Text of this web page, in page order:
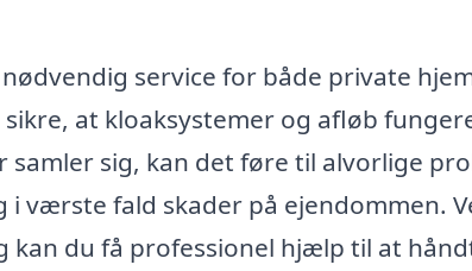
service for både private
at kloaksystemer og afløb
samler sig, kan det føre til alvorlige
værste fald skader på ejendommen.
kan du få professionel hjælp til at